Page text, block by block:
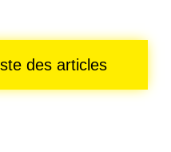
des articles